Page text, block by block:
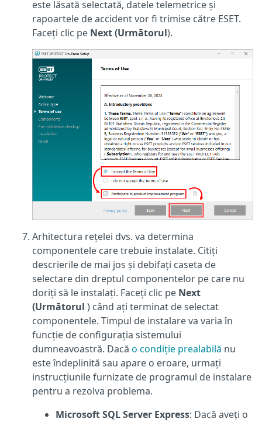
este lăsată selectată, datele telemetrice și
rapoartele de accident vor fi trimise către ESET.
Faceți clic pe Next (Următorul).
Arhitectura rețelei dvs. va determina
componentele care trebuie instalate. Citiți
descrierile de mai jos și debifați caseta de
selectare din dreptul componentelor pe care nu
doriți să le instalați. Faceți clic pe Next
(Următorul ) când ați terminat de selectat
componentele. Timpul de instalare va varia în
funcție de configurația sistemului
dumneavoastră. Dacă o condiție prealabilă nu
este îndeplinită sau apare o eroare, urmați
instrucțiunile furnizate de programul de instalare
pentru a rezolva problema.
Microsoft SQL Server Express: Dacă aveți o